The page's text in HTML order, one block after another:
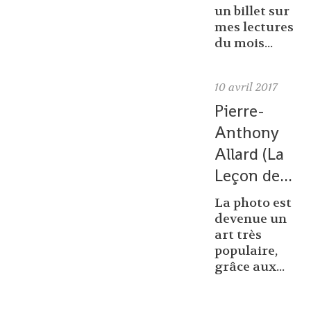
un billet sur
mes lectures
du mois...
10 avril 2017
Pierre-
Anthony
Allard (La
Leçon de...
La photo est
devenue un
art très
populaire,
grâce aux...